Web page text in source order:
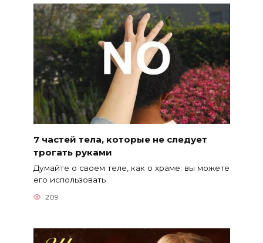
7 частей тела, которые не следует
трогать руками
Думайте о своем теле, как о храме: вы можете
его использовать
209